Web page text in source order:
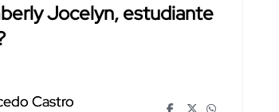
Jocelyn, estudiante
Castro